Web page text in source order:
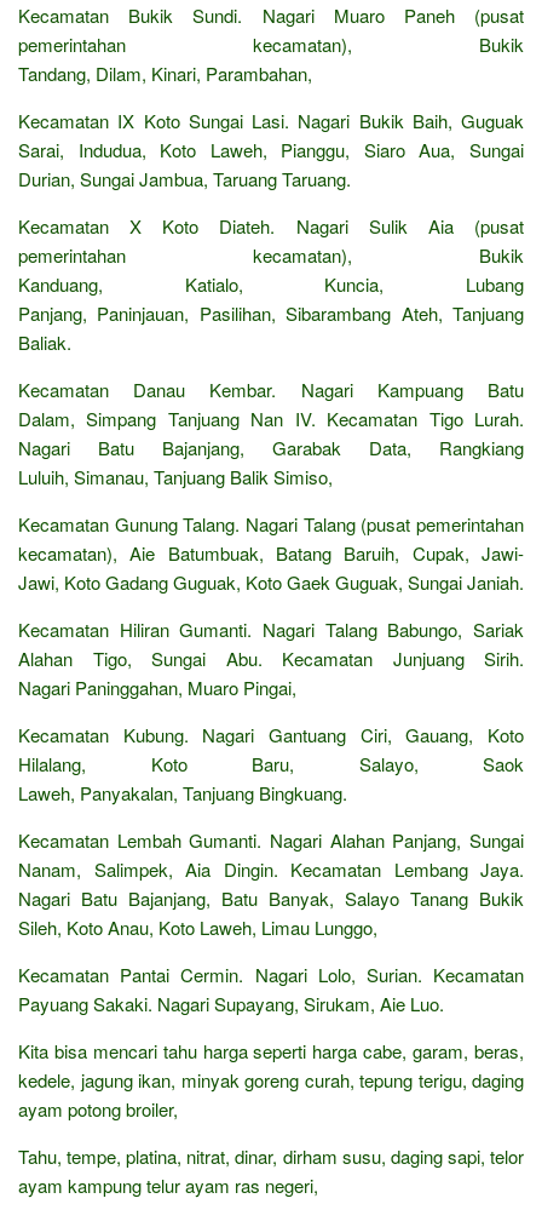
Kecamatan Bukik Sundi. Nagari Muaro Paneh (pusat
pemerintahan kecamatan), Bukik
Tandang, Dilam, Kinari, Parambahan,
Kecamatan IX Koto Sungai Lasi. Nagari Bukik Baih, Guguak
Sarai, Indudua, Koto Laweh, Pianggu, Siaro Aua, Sungai
Durian, Sungai Jambua, Taruang Taruang.
Kecamatan X Koto Diateh. Nagari Sulik Aia (pusat
pemerintahan kecamatan), Bukik
Kanduang, Katialo, Kuncia, Lubang
Panjang, Paninjauan, Pasilihan, Sibarambang Ateh, Tanjuang
Baliak.
Kecamatan Danau Kembar. Nagari Kampuang Batu
Dalam, Simpang Tanjuang Nan IV. Kecamatan Tigo Lurah.
Nagari Batu Bajanjang, Garabak Data, Rangkiang
Luluih, Simanau, Tanjuang Balik Simiso,
Kecamatan Gunung Talang. Nagari Talang (pusat pemerintahan
kecamatan), Aie Batumbuak, Batang Baruih, Cupak, Jawi-
Jawi, Koto Gadang Guguak, Koto Gaek Guguak, Sungai Janiah.
Kecamatan Hiliran Gumanti. Nagari Talang Babungo, Sariak
Alahan Tigo, Sungai Abu. Kecamatan Junjuang Sirih.
Nagari Paninggahan, Muaro Pingai,
Kecamatan Kubung. Nagari Gantuang Ciri, Gauang, Koto
Hilalang, Koto Baru, Salayo, Saok
Laweh, Panyakalan, Tanjuang Bingkuang.
Kecamatan Lembah Gumanti. Nagari Alahan Panjang, Sungai
Nanam, Salimpek, Aia Dingin. Kecamatan Lembang Jaya.
Nagari Batu Bajanjang, Batu Banyak, Salayo Tanang Bukik
Sileh, Koto Anau, Koto Laweh, Limau Lunggo,
Kecamatan Pantai Cermin. Nagari Lolo, Surian. Kecamatan
Payuang Sakaki. Nagari Supayang, Sirukam, Aie Luo.
Kita bisa mencari tahu harga seperti harga cabe, garam, beras,
kedele, jagung ikan, minyak goreng curah, tepung terigu, daging
ayam potong broiler,
Tahu, tempe, platina, nitrat, dinar, dirham susu, daging sapi, telor
ayam kampung telur ayam ras negeri,